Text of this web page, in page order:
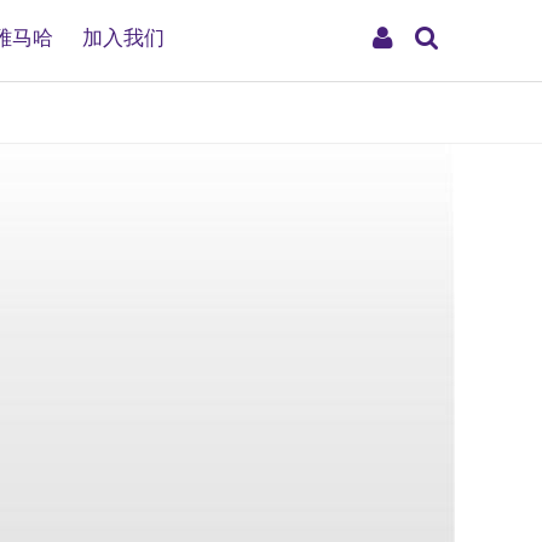
My
马哈 加入我们